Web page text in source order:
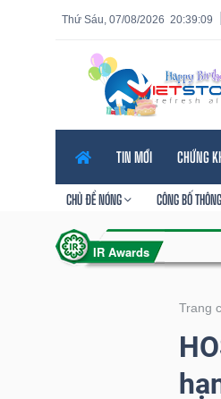
20:39:10
Thứ Sáu, 07/08/2026
TIN MỚI CHỨNG
CHỦ ĐỀ NÓNG CÔNG BỐ
Trang
Tính năng
năng
VIETSTOCK